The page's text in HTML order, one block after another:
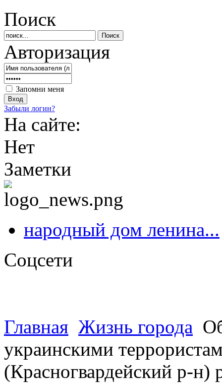
Поиск
Авторизация
Запомни меня
Забыли логин?
На сайте:
Нет
Заметки
народный дом ленина...
Соцсети
Главная Жизнь города
украинскими
(Красногвардейский р-н)